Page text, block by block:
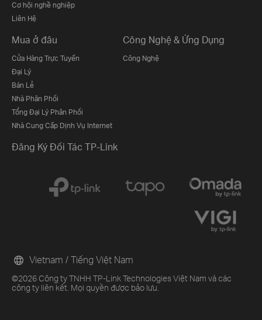
Cơ hội nghề nghiệp
Liên Hệ
Mua ở đâu
Cửa Hàng Trực Tuyến
Đại Lý
Bán Lẻ
Nhà Phân Phối
Tổng Đại Lý Phân Phối
Nhà Cung Cấp Dịnh Vụ Internet
Công Nghệ & Ứng Dụng
Công Nghệ
Đăng Ký Đối Tác TP-Link
©2026 Công ty TNHH TP-Link Technologies Việt Nam và các
công ty liên kết. Mọi quyền được bảo lưu.
Vietnam / Tiếng Việt Nam